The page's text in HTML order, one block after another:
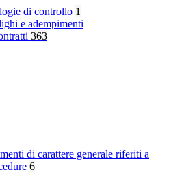
di controllo 1
e adempimenti
363
di carattere generale riferiti a
6